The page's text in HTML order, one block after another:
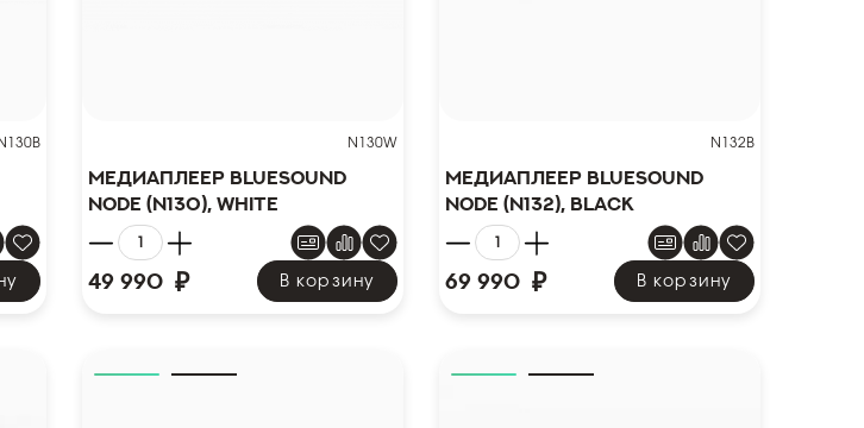
N130W
Медиаплеер Bluesound
NODE (N130), white
49 990 ₽ В корзину
N132B
Медиаплеер Bluesound
NODE (N132), black
69 990 ₽ В корзину